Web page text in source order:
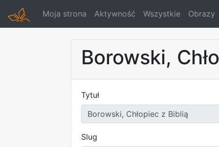
Moja strona Aktywność Wszystkie Obrazy
Borowski,
Tytuł
Slug